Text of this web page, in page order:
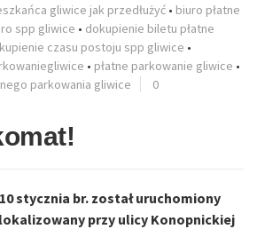
gliwice jak przedłużyć • biuro płatne
spp gliwice • dokupienie biletu płatne
czasu postoju spp gliwice •
• płatne parkowanie gliwice •
parkowania gliwice
0
stycznia br. został uruchomiony
przy ulicy Konopnickiej